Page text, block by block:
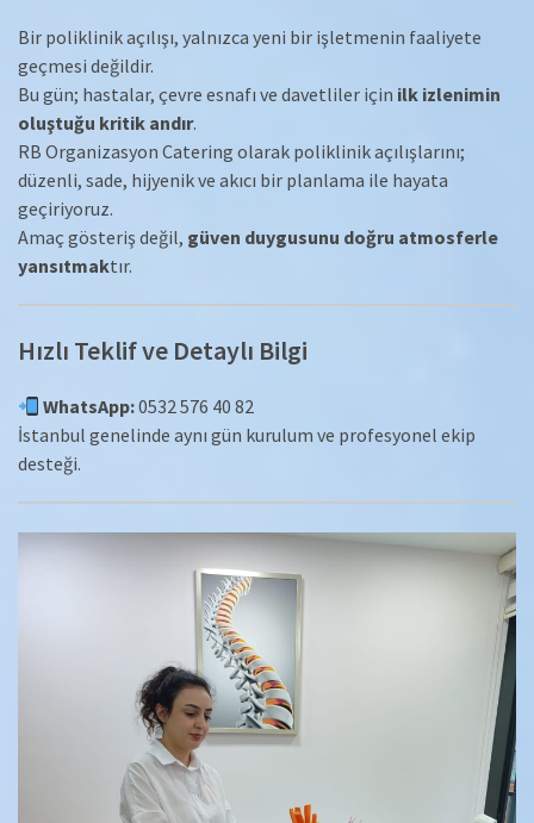
Bir poliklinik açılışı, yalnızca yeni bir işletmenin faaliyete
geçmesi değildir.
Bu gün; hastalar, çevre esnafı ve davetliler için ilk izlenimin
oluştuğu kritik andır.
RB Organizasyon Catering olarak poliklinik açılışlarını;
düzenli, sade, hijyenik ve akıcı bir planlama ile hayata
geçiriyoruz.
Amaç gösteriş değil, güven duygusunu doğru atmosferle
yansıtmaktır.
Hızlı Teklif ve Detaylı Bilgi
WhatsApp:0532 576 40 82
İstanbul genelinde aynı gün kurulum ve profesyonel ekip
desteği.